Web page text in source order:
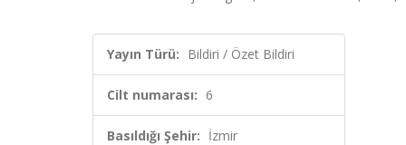
Yayın Türü: Bildiri / Özet Bildiri
Cilt numarası: 6
Basıldığı Şehir: İzmir